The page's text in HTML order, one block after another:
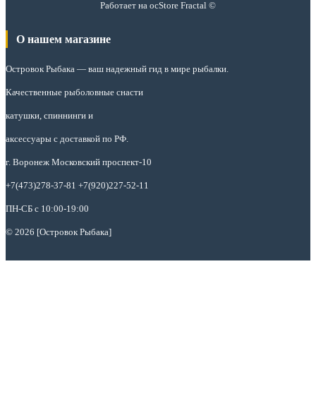
Работает на ocStore Fractal ©
О нашем магазине
Островок Рыбака — ваш надежный гид в мире рыбалки.
Качественные рыболовные снасти
катушки, спиннинги и
аксессуары с доставкой по РФ.
г. Воронеж Московский проспект-10
+7(473)278-37-81 +7(920)227-52-11
ПН-СБ с 10:00-19:00
© 2026 [Островок Рыбака]